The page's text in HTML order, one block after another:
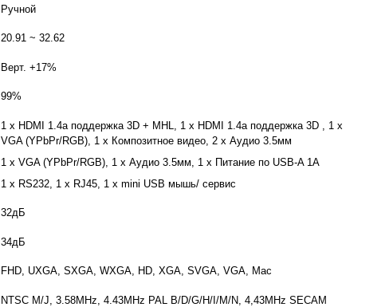
Ручной
20.91 ~ 32.62
Верт. +17%
99%
1 x HDMI 1.4a поддержка 3D + MHL, 1 x HDMI 1.4a поддержка 3D , 1 x
VGA (YPbPr/RGB), 1 x Композитное видео, 2 x Аудио 3.5мм
1 x VGA (YPbPr/RGB), 1 x Аудио 3.5мм, 1 x Питание по USB-A 1A
1 x RS232, 1 x RJ45, 1 x mini USB мышь/ сервис
32дБ
34дБ
FHD, UXGA, SXGA, WXGA, HD, XGA, SVGA, VGA, Mac
NTSC M/J, 3.58MHz, 4.43MHz PAL B/D/G/H/I/M/N, 4,43MHz SECAM